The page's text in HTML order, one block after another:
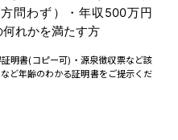
問わず）・年収500万円
何れかを満たす方
明書(コピー可)・源泉徴収票など該
ど年齢のわかる証明書をご提示くだ